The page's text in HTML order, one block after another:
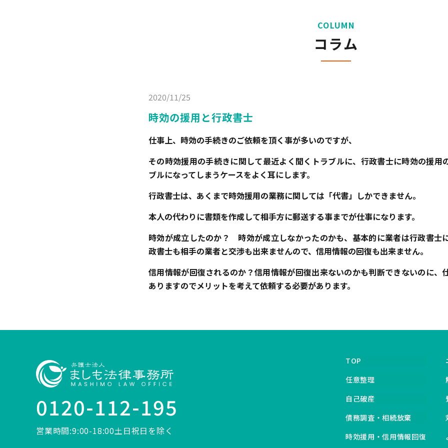
COLUMN
コラム
2020/11/25
時効の援用と行政書士
仕事上、時効の手続きのご依頼を頂く事が多いのですが、
その時効援用の手続きに関して最近よく聞くトラブルに、行政書士に時効の援用
ブルになってしまうケースをよく耳にします。
行政書士は、あくまで時効援用の業務に関しては「代書」しかできません。
本人の代わりに書類を作成して相手方に郵送する事までが仕事になります。
時効が成立したのか？ 時効が成立しなかったのかも、基本的に業者は行政書士
政書士も相手の業者と交渉も出来ませんので、信用情報の回復も出来ません。
信用情報が回復されるのか？信用情報が回復出来ないのかも判断できないのに、
ありますのでメリットを考えて依頼する必要があります。
0120-112-195
営業時間:9:00-18:00土日祝日を除く
TOP
任意整理
自己破産
債務調査・相続放棄
時効援用・信用情報回復